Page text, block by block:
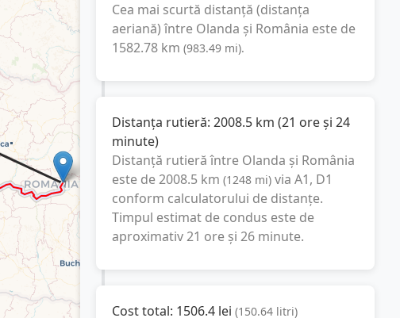
Cea mai scurtă distanță (distanța
aeriană) între Olanda și România este de
1582.78 km (983.49 mi).
Distanța rutieră: 2008.5 km (21 ore și 24
minute)
Distanță rutieră între Olanda și România
este de2008.5 km (1248 mi) via A1, D1
conform calculatorului de distanțe.
Timpul estimat de condus este de
aproximativ21 ore și 26 minute.
Cost total: 1506.4 lei (150.64 litri)